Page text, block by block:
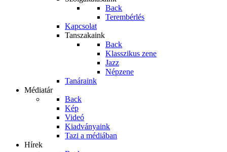
Back
Terembérlés
Kapcsolat
Tanszakaink
Back
Klasszikus zene
Jazz
Népzene
Tanáraink
Médiatár
Back
Kép
Videó
Kiadványaink
Tazi a médiában
Hírek